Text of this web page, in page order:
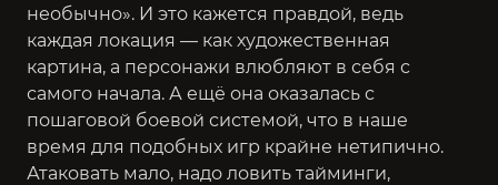
необычно». И это кажется правдой, ведь
каждая локация — как художественная
картина, а персонажи влюбляют в себя с
самого начала. А ещё она оказалась с
пошаговой боевой системой, что в наше
время для подобных игр крайне нетипично.
Атаковать мало, надо ловить тайминги,